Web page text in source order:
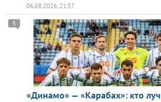
06.08.2026, 21:57
«Динамо» — «Карабах»: кто
5